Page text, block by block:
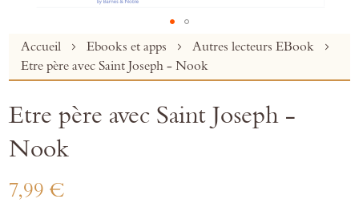
Accueil Ebooks et apps
Autres lecteurs EBook
Etre père avec Saint Joseph - Nook
Skip
the
of
images
Etre père avec Saint Joseph -
Nook
7,99 €